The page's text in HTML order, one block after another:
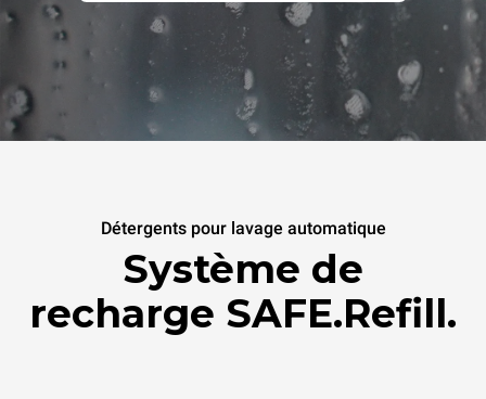
Détergents pour lavage automatique
Système de
recharge SAFE.Refill.